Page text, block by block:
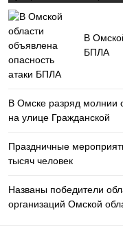
В
БПЛА
В Омске разряд молнии
на улице Гражданской
Праздничные
тысяч человек
Названы победители
организаций Омской